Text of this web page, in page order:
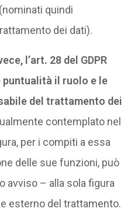
quindi
dei dati).
l’art. 28 del GDPR
il ruolo e le
del trattamento dei
contemplato nel
per i compiti a essa
delle sue funzioni, può
avviso – alla sola figura
esterno del trattamento.